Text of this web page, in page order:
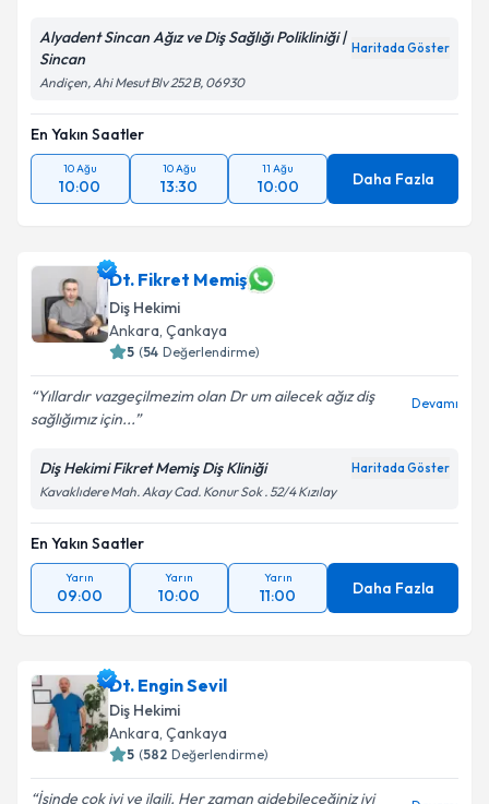
Alyadent Sincan Ağız ve Diş Sağlığı Polikliniği |
Sincan
Haritada Göster
Andiçen, Ahi Mesut Blv 252 B, 06930
En Yakın Saatler
10 Ağu
10:00
10 Ağu
13:30
11 Ağu
10:00 Daha Fazla
Dt. Fikret Memiş
Diş Hekimi
Ankara, Çankaya
5 (54 Değerlendirme)
Yıllardır vazgeçilmezim olan Dr um ailecek ağız diş
sağlığımız için...
Devamı
Diş Hekimi Fikret Memiş Diş Kliniği Haritada Göster
Kavaklıdere Mah. Akay Cad. Konur Sok . 52/4 Kızılay
En Yakın Saatler
Yarın
09:00
Yarın
10:00
Yarın
11:00 Daha Fazla
Dt. Engin Sevil
Diş Hekimi
Ankara, Çankaya
5 (582 Değerlendirme)
İşinde çok iyi ve ilgili. Her zaman gidebileceğiniz iyi